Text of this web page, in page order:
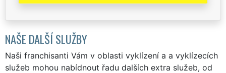
NAŠE DALŠÍ SLUŽBY
Naši franchisanti Vám v oblasti vyklízení a a vyklízecích
služeb mohou nabídnout řadu dalších extra služeb, od